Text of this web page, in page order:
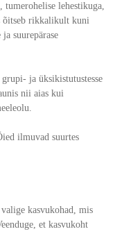
tumerohelise lehestikuga,
õitseb rikkalikult kuni
suurepärase
grupi- ja üksikistutustesse
nii aias kui
ilmuvad suurtes
kasvukohad, mis
et kasvukoht